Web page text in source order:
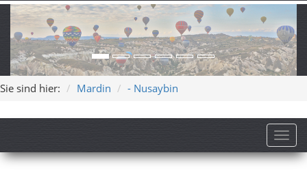
Sie sind hier: Mardin - Nusaybin